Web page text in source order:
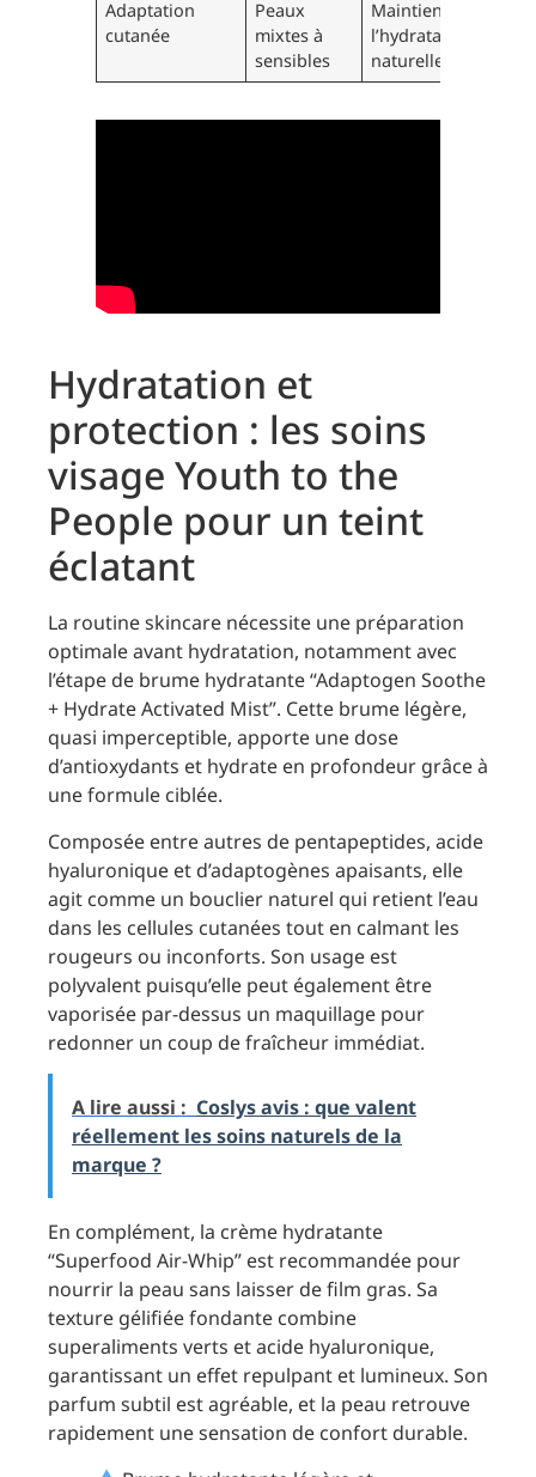
Adaptation
cutanée
Peaux
mixtes à
sensibles
Maintien de
l’hydratation
naturelle
Hydratation et
protection : les soins
visage Youth to the
People pour un teint
éclatant
La routine skincare nécessite une préparation
optimale avant hydratation, notamment avec
l’étape de brume hydratante “Adaptogen Soothe
+ Hydrate Activated Mist”. Cette brume légère,
quasi imperceptible, apporte une dose
d’antioxydants et hydrate en profondeur grâce à
une formule ciblée.
Composée entre autres de pentapeptides, acide
hyaluronique et d’adaptogènes apaisants, elle
agit comme un bouclier naturel qui retient l’eau
dans les cellules cutanées tout en calmant les
rougeurs ou inconforts. Son usage est
polyvalent puisqu’elle peut également être
vaporisée par-dessus un maquillage pour
redonner un coup de fraîcheur immédiat.
A lire aussi : Coslys avis : que valent
réellement les soins naturels de la
marque ?
En complément, la crème hydratante
“Superfood Air-Whip” est recommandée pour
nourrir la peau sans laisser de film gras. Sa
texture gélifiée fondante combine
superaliments verts et acide hyaluronique,
garantissant un effet repulpant et lumineux. Son
parfum subtil est agréable, et la peau retrouve
rapidement une sensation de confort durable.